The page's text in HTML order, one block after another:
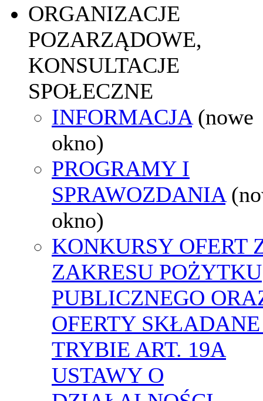
ORGANIZACJE
POZARZĄDOWE,
KONSULTACJE
SPOŁECZNE
INFORMACJA (nowe
okno)
PROGRAMY I
SPRAWOZDANIA
okno)
KONKURSY OFERT
ZAKRESU POŻYTKU
PUBLICZNEGO
OFERTY
TRYBIE ART. 19A
USTAWY O